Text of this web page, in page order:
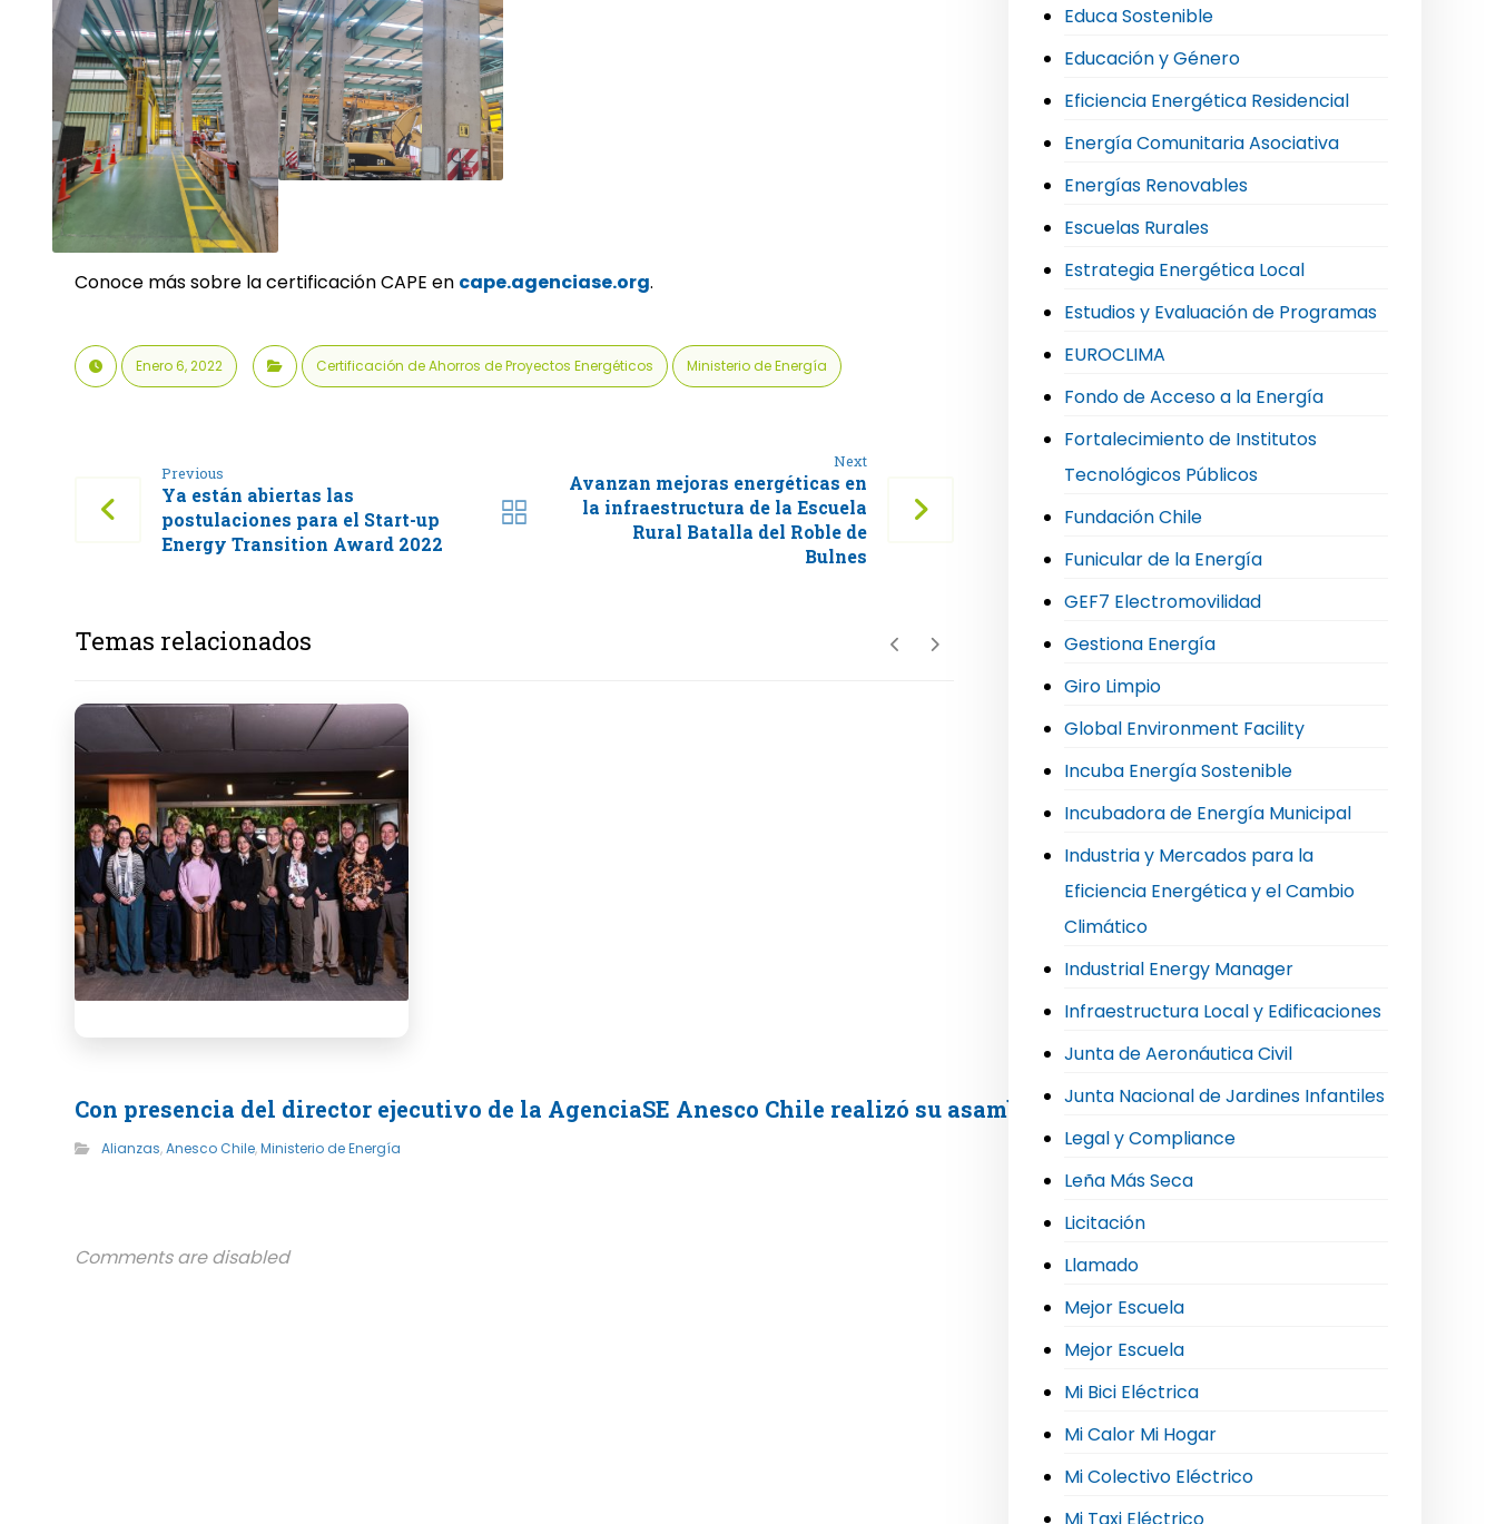
Conoce más sobre la certificación CAPE en cape.agenciase.org.
Enero 6, 2022 Certificación de Ahorros de Proyectos Energéticos Ministerio de Energía
Previous
Ya están abiertas las
postulaciones para el Start-up
Energy Transition Award 2022
Next
Avanzan mejoras energéticas en
la infraestructura de la Escuela
Rural Batalla del Roble de
Bulnes
Temas relacionados
Con presencia del director ejecutivo de la AgenciaSE Anesco Chile realizó su asamblea extraordinaria de socios
Alianzas,Anesco Chile,Ministerio de Energía
Comments are disabled
Educa Sostenible
Educación y Género
Eficiencia Energética Residencial
Energía Comunitaria Asociativa
Energías Renovables
Escuelas Rurales
Estrategia Energética Local
Estudios y Evaluación de Programas
EUROCLIMA
Fondo de Acceso a la Energía
Fortalecimiento de Institutos
Tecnológicos Públicos
Fundación Chile
Funicular de la Energía
GEF7 Electromovilidad
Gestiona Energía
Giro Limpio
Global Environment Facility
Incuba Energía Sostenible
Incubadora de Energía Municipal
Industria y Mercados para la
Eficiencia Energética y el Cambio
Climático
Industrial Energy Manager
Infraestructura Local y Edificaciones
Junta de Aeronáutica Civil
Junta Nacional de Jardines Infantiles
Legal y Compliance
Leña Más Seca
Licitación
Llamado
Mejor Escuela
Mejor Escuela
Mi Bici Eléctrica
Mi Calor Mi Hogar
Mi Colectivo Eléctrico